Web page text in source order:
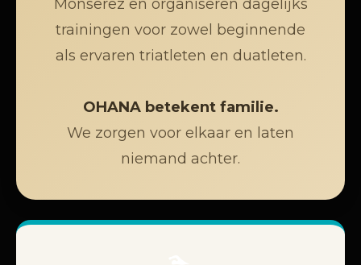
Monserez en organiseren dagelijks
trainingen voor zowel beginnende
als ervaren triatleten en duatleten.
OHANA betekent familie.
We zorgen voor elkaar en laten
niemand achter.